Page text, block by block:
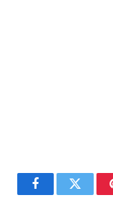
FacebookTwitter